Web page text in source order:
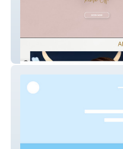
Jackie Brows